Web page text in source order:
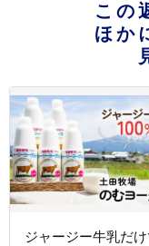
この
ほか
ジャージー牛乳だ